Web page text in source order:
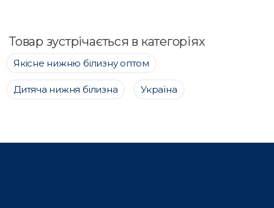
Товар зустрічається в категоріях
Якісне нижню білизну оптом
Дитяча нижня білизна Україна